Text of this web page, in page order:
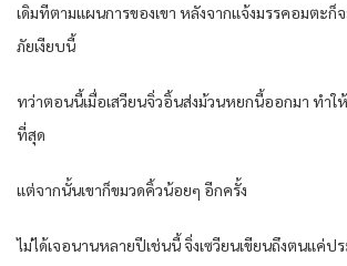
เดิมทีตามแผนการของเขา หลังจากแจ้งมรรคอมตะก็จ
ภัยเงียบนี้
ทว่าตอนนี้เมื่อเสวียนจิ่วอิ้นส่งม้วนหยกนี้ออกมา ทำใ
ที่สุด
แต่จากนั้นเขาก็ขมวดคิ้วน้อยๆ อีกครั้ง
ไม่ได้เจอนานหลายปีเช่นนี้ จิ่งเซวียนเขียนถึงตนแค่ปร